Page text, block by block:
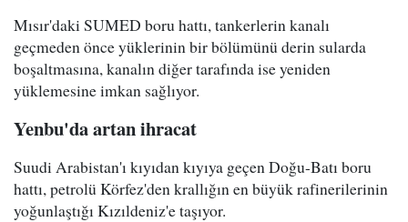
Mısır'daki SUMED boru hattı, tankerlerin kanalı
geçmeden önce yüklerinin bir bölümünü derin sularda
boşaltmasına, kanalın diğer tarafında ise yeniden
yüklemesine imkan sağlıyor.
Yenbu'da artan ihracat
Suudi Arabistan'ı kıyıdan kıyıya geçen Doğu-Batı boru
hattı, petrolü Körfez'den krallığın en büyük rafinerilerinin
yoğunlaştığı Kızıldeniz'e taşıyor.